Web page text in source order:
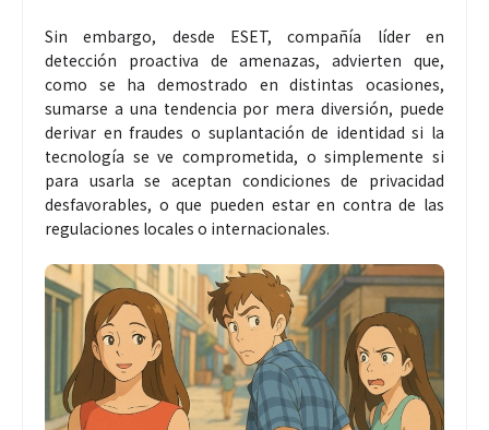
Sin embargo, desde ESET, compañía líder en
detección proactiva de amenazas, advierten que,
como se ha demostrado en distintas ocasiones,
sumarse a una tendencia por mera diversión, puede
derivar en fraudes o suplantación de identidad si la
tecnología se ve comprometida, o simplemente si
para usarla se aceptan condiciones de privacidad
desfavorables, o que pueden estar en contra de las
regulaciones locales o internacionales.